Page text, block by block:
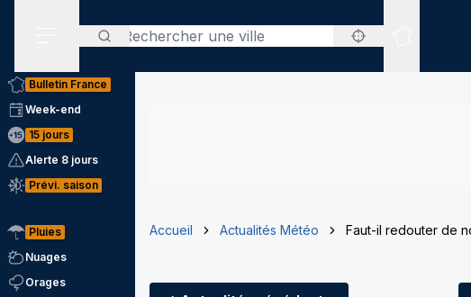
Rechercher
Sites
Bulletin France
Week-end
15 jours
Alerte 8 jours
Prévi. saison
Pluies
Nuages
Orages
Accueil Actualités Météo Faut-il redouter de